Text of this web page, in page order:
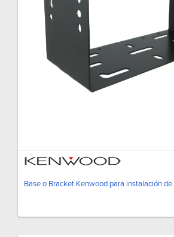
Base o Bracket Kenwood para instalación